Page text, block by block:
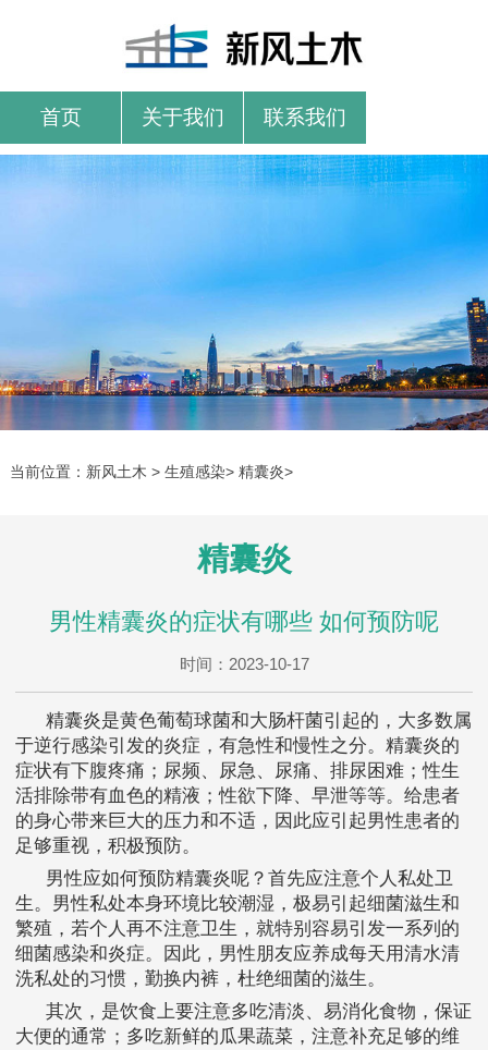
首页 关于我们 联系我们
当前位置： 新风土木 > 生殖感染> 精囊炎>
精囊炎
男性精囊炎的症状有哪些 如何预防呢
时间：2023-10-17
精囊炎是黄色葡萄球菌和大肠杆菌引起的，大多数属
于逆行感染引发的炎症，有急性和慢性之分。精囊炎的
症状有下腹疼痛；尿频、尿急、尿痛、排尿困难；性生
活排除带有血色的精液；性欲下降、早泄等等。给患者
的身心带来巨大的压力和不适，因此应引起男性患者的
足够重视，积极预防。
男性应如何预防精囊炎呢？首先应注意个人私处卫
生。男性私处本身环境比较潮湿，极易引起细菌滋生和
繁殖，若个人再不注意卫生，就特别容易引发一系列的
细菌感染和炎症。因此，男性朋友应养成每天用清水清
洗私处的习惯，勤换内裤，杜绝细菌的滋生。
其次，是饮食上要注意多吃清淡、易消化食物，保证
大便的通常；多吃新鲜的瓜果蔬菜，注意补充足够的维